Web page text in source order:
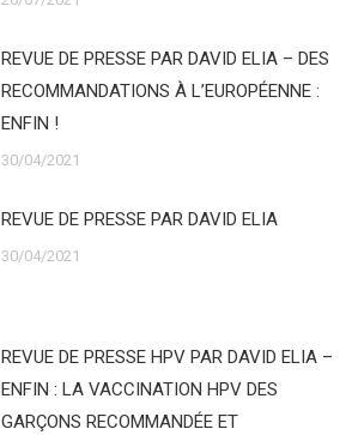
REVUE DE PRESSE PAR DAVID ELIA – DES
RECOMMANDATIONS À L’EUROPÉENNE :
ENFIN !
30/04/2021
REVUE DE PRESSE PAR DAVID ELIA
30/04/2021
REVUE DE PRESSE HPV PAR DAVID ELIA –
ENFIN : LA VACCINATION HPV DES
GARÇONS RECOMMANDÉE ET